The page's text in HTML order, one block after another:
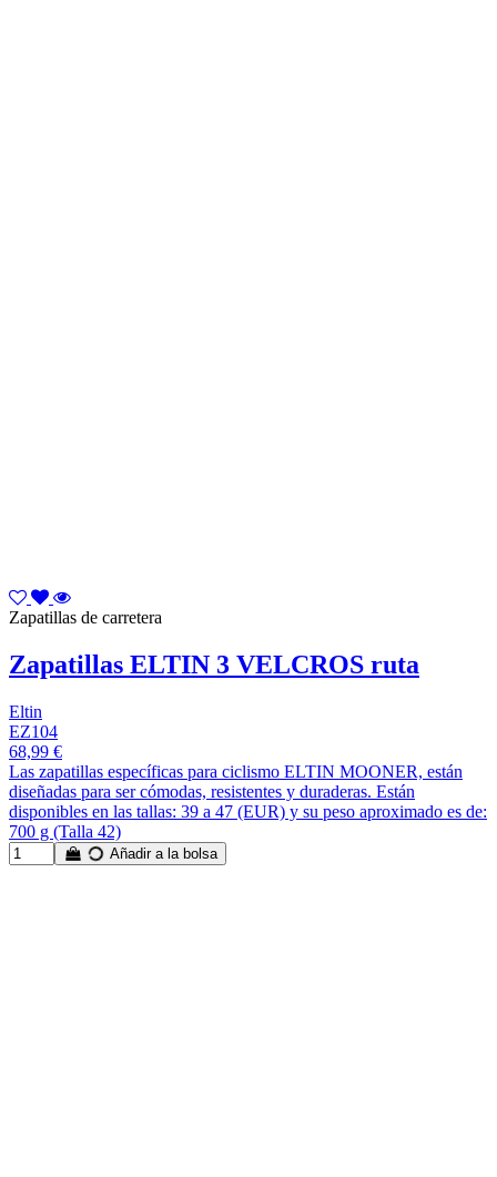
Zapatillas de carretera
Zapatillas ELTIN 3 VELCROS ruta
Eltin
EZ104
68,99 €
Las zapatillas específicas para ciclismo ELTIN MOONER, están
diseñadas para ser cómodas, resistentes y duraderas. Están
disponibles en las tallas: 39 a 47 (EUR) y su peso aproximado es de:
700 g (Talla 42)
Añadir a la bolsa